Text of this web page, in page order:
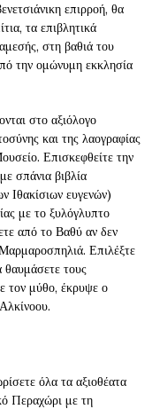
επιρροή, θα
τα επιβλητικά
στη βαθιά του
την ομώνυμη εκκλησία
στο αξιόλογο
και της λαογραφίας
Επισκεφθείτε την
σπάνια βιβλία
Ιθακίσιων ευγενών)
με το ξυλόγλυπτο
από το Βαθύ αν δεν
Επιλέξτε
θαυμάσετε τους
τον μύθο, έκρυψε ο
όλα τα αξιοθέατα
Περαχώρι με τη